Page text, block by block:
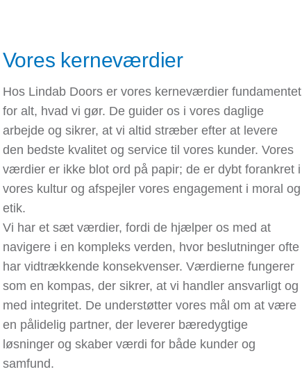
Vores kerneværdier
Hos Lindab Doors er vores kerneværdier fundamentet
for alt, hvad vi gør. De guider os i vores daglige
arbejde og sikrer, at vi altid stræber efter at levere
den bedste kvalitet og service til vores kunder. Vores
værdier er ikke blot ord på papir; de er dybt forankret i
vores kultur og afspejler vores engagement i moral og
etik.
Vi har et sæt værdier, fordi de hjælper os med at
navigere i en kompleks verden, hvor beslutninger ofte
har vidtrækkende konsekvenser. Værdierne fungerer
som en kompas, der sikrer, at vi handler ansvarligt og
med integritet. De understøtter vores mål om at være
en pålidelig partner, der leverer bæredygtige
løsninger og skaber værdi for både kunder og
samfund.